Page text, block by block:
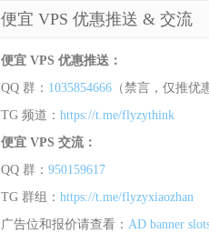
便宜 VPS 优惠推送 & 交流
便宜 VPS 优惠推送：
QQ 群： 1035854666 （禁言，仅推优
TG 频道： https://t.me/flyzythink
便宜 VPS 交流：
QQ 群： 950159617
TG 群组： https://t.me/flyzyxiaozhan
广告位和报价请查看： AD banner